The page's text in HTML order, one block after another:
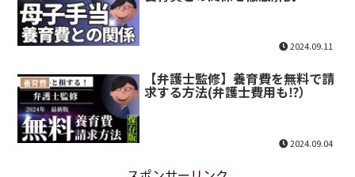
2024.09.11
養育費 【弁護士監修】養育費を無料で請
求する方法(弁護士費用も⁉）
2024.09.04